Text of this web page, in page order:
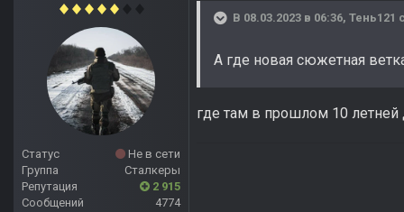
Статус
Не в сети
Группа
Сталкеры
Репутация
2 915
Сообщений
4774
В 08.03.2023 в 06:36, Тень121
А где новая сюжетная
где там в прошлом 10 летней